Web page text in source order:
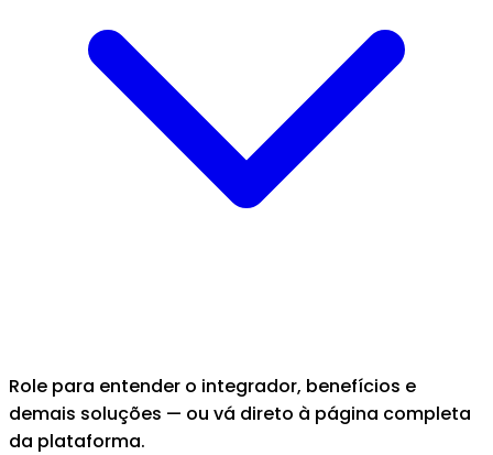
Role para entender o integrador, benefícios e
demais soluções — ou vá direto à página completa
da plataforma.